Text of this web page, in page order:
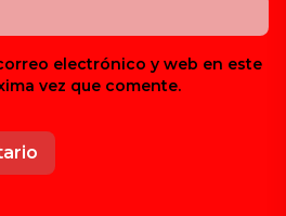
electrónico y web en este
vez que comente.